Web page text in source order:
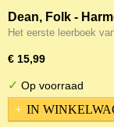
Dean, Folk -
Het eerste leerboek
€ 15,99
✓ Op voorraad
IN